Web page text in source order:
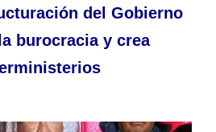
del Gobierno
burocracia y crea